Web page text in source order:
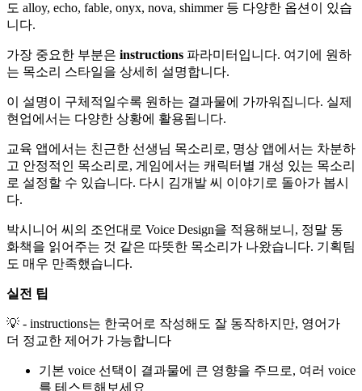
도 alloy, echo, fable, onyx, nova, shimmer 등 다양한 옵션이 있습
니다.
가장 중요한 부분은 instructions 파라미터입니다. 여기에 원하
는 목소리 스타일을 상세히 설명합니다.
이 설명이 구체적일수록 원하는 결과물에 가까워집니다. 실제
현업에서는 다양한 상황에 활용됩니다.
교육 앱에서는 친근한 선생님 목소리로, 명상 앱에서는 차분하
고 안정적인 목소리로, 게임에서는 캐릭터별 개성 있는 목소리
로 설정할 수 있습니다. 다시 김개발 씨 이야기로 돌아가 봅시
다.
박시니어 씨의 조언대로 Voice Design을 적용해보니, 정말 동
화책을 읽어주는 것 같은 따뜻한 목소리가 나왔습니다. 기획팀
도 매우 만족했습니다.
실전 팁
💡 - instructions는 한국어로 작성해도 잘 동작하지만, 영어가
더 정교한 제어가 가능합니다
기본 voice 선택이 결과물에 큰 영향을 주므로, 여러 voice
를 테스트해보세요